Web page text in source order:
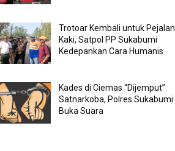
Trotoar Kembali untuk Pejalan
Kaki, Satpol PP Sukabumi
Kedepankan Cara Humanis
Kades di Ciemas “Dijemput”
Satnarkoba, Polres Sukabumi
Buka Suara